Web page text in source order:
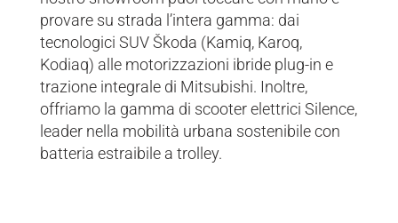
provare su strada l’intera gamma: dai
tecnologici SUV Škoda (Kamiq, Karoq,
Kodiaq) alle motorizzazioni ibride plug-in e
trazione integrale di Mitsubishi. Inoltre,
offriamo la gamma di scooter elettrici Silence,
leader nella mobilità urbana sostenibile con
batteria estraibile a trolley.